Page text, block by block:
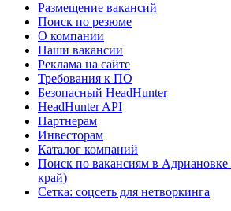
Размещение вакансий
Поиск по резюме
О компании
Наши вакансии
Реклама на сайте
Требования к ПО
Безопасный HeadHunter
HeadHunter API
Партнерам
Инвесторам
Каталог компаний
Поиск по вакансиям в Адриановке
край)
Сетка: соцсеть для нетворкинга